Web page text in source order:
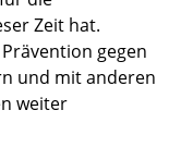
Zeit hat.
gegen
und mit anderen
weiter